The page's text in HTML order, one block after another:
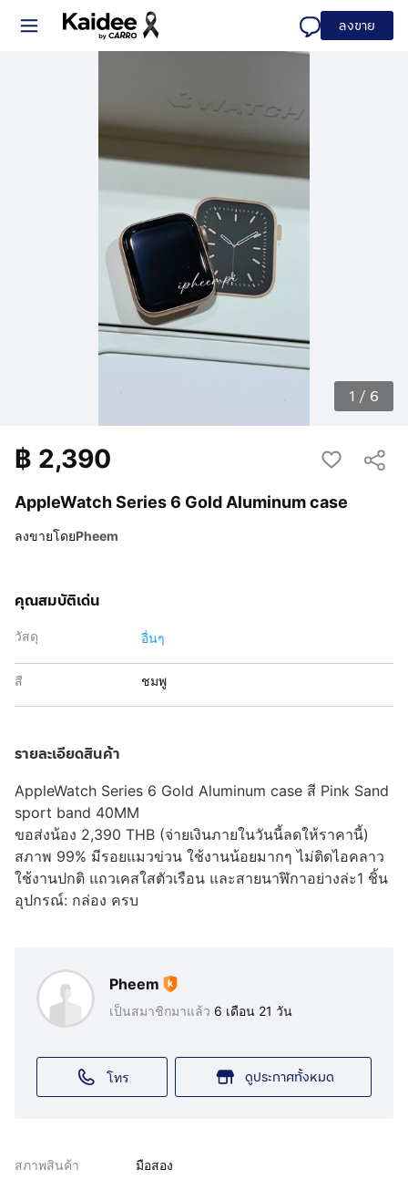
ลงขาย
1 / 6
AppleWatch Series 6 Gold Aluminum case
฿ 2,390
ลงขายโดยPheem
คุณสมบัติเด่น
วัสดุ อื่นๆ
สี ชมพู
รายละเอียดสินค้า
AppleWatch Series 6 Gold Aluminum case สี Pink Sand
sport band 40MM
ขอส่งน้อง 2,390 THB (จ่ายเงินภายในวันนี้ลดให้ราคานี้)
สภาพ 99% มีรอยแมวข่วน ใช้งานน้อยมากๆ ไม่ติดไอคลาว
ใช้งานปกติ แถวเคสใสตัวเรือน และสายนาฬิกาอย่างล่ะ1 ชิ้น
อุปกรณ์: กล่อง ครบ
Pheem
เป็นสมาชิกมาแล้ว 6 เดือน 21 วัน
โทร ดูประกาศทั้งหมด
สภาพสินค้า
มือสอง